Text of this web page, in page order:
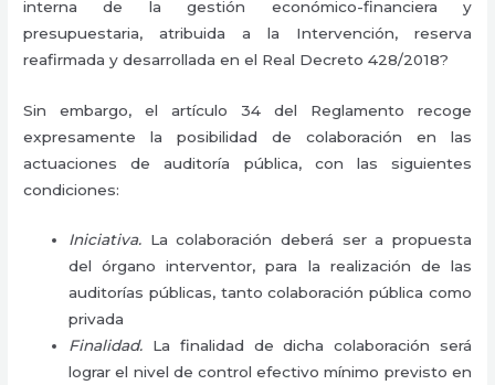
interna de la gestión económico-financiera y
presupuestaria, atribuida a la Intervención, reserva
reafirmada y desarrollada en el Real Decreto 428/2018?
Sin embargo, el artículo 34 del Reglamento recoge
expresamente la posibilidad de colaboración en las
actuaciones de auditoría pública, con las siguientes
condiciones:
Iniciativa. La colaboración deberá ser a propuesta
del órgano interventor, para la realización de las
auditorías públicas, tanto colaboración pública como
privada
Finalidad. La finalidad de dicha colaboración será
lograr el nivel de control efectivo mínimo previsto en